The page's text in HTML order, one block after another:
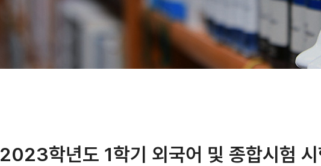
2023학년도 1학기 외국어 및 종합시험